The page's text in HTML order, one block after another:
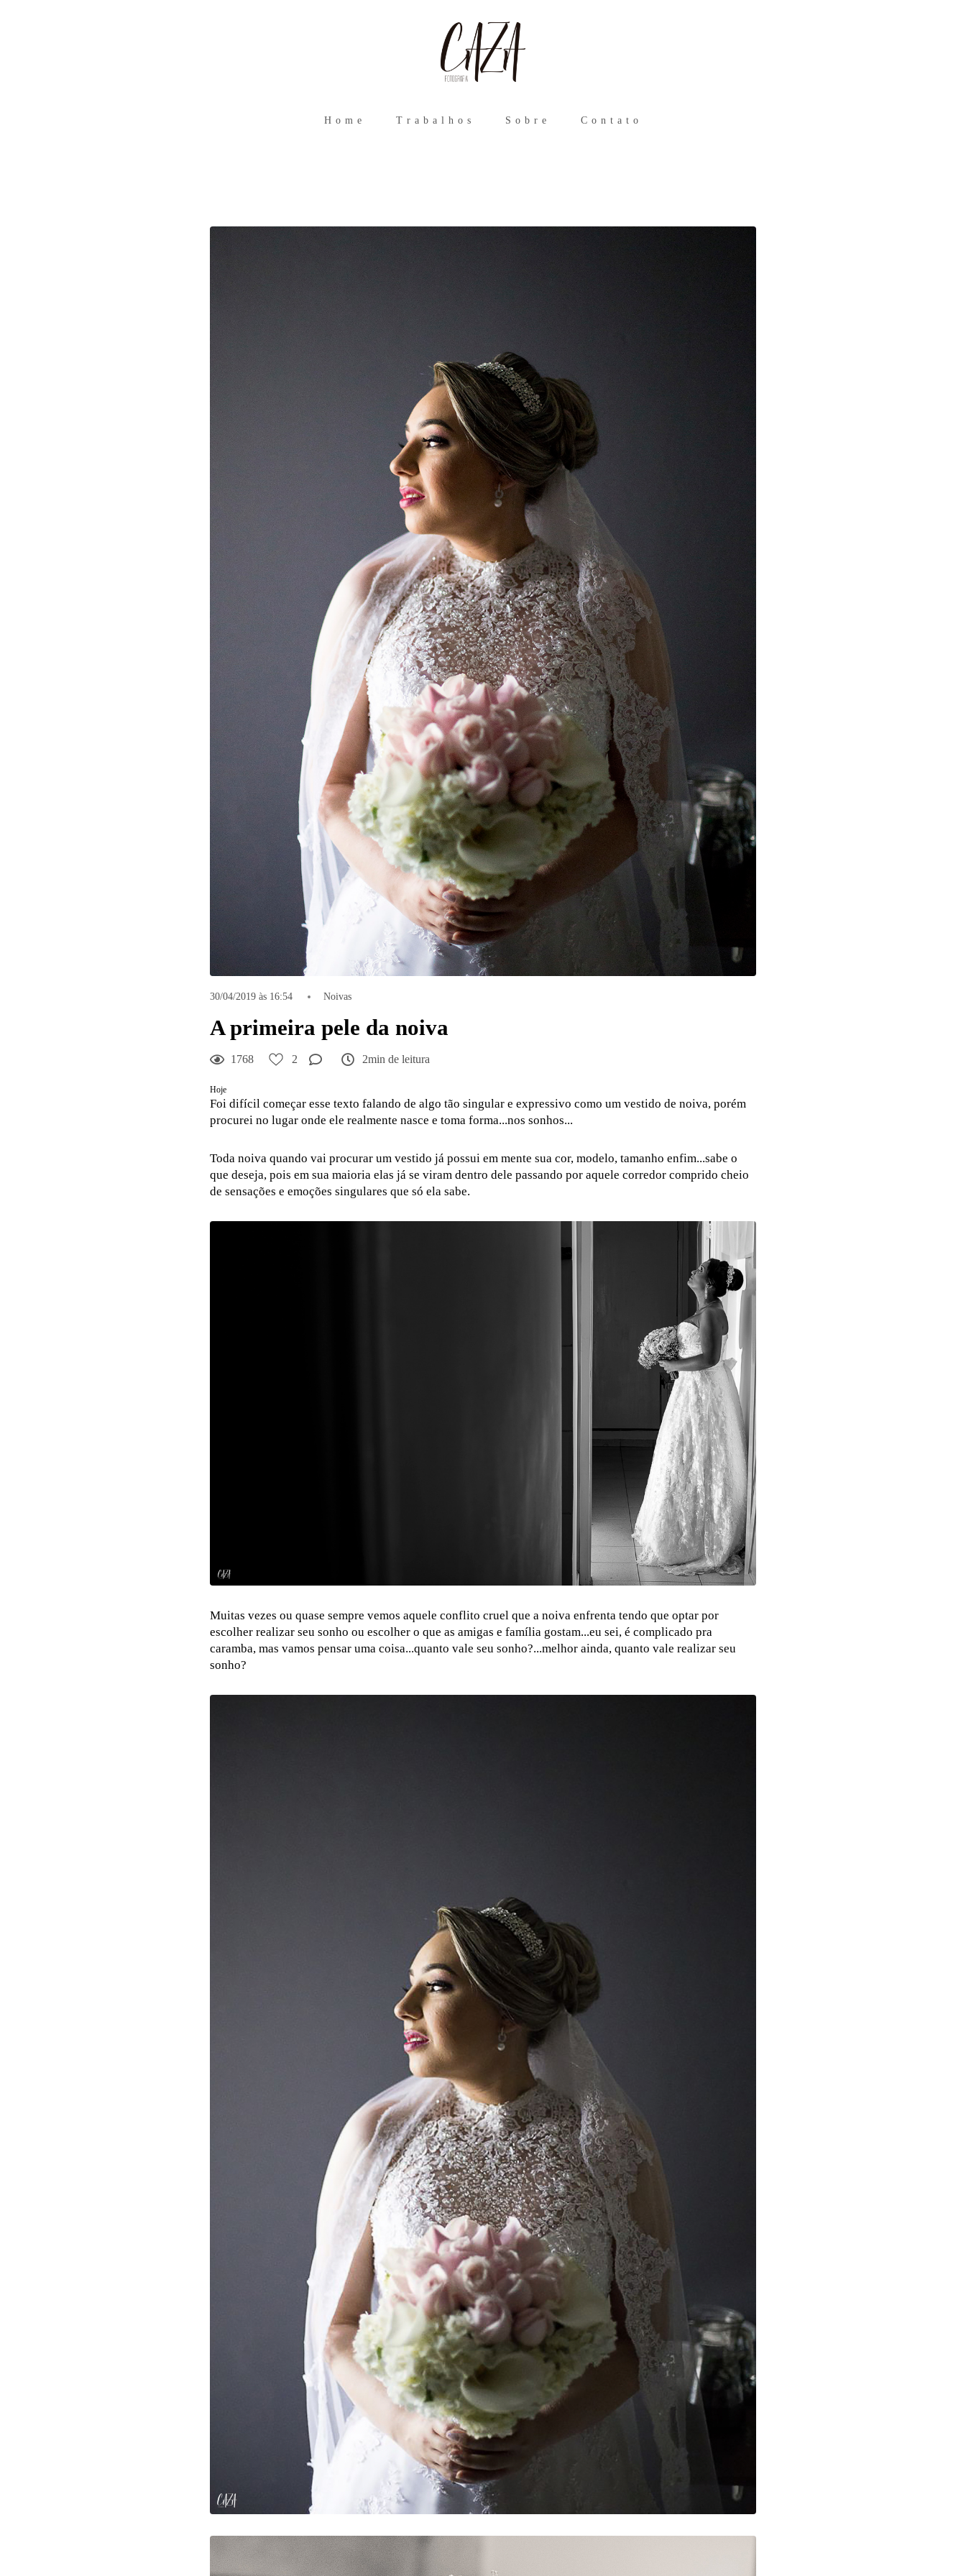
Home Trabalhos Sobre Contato
30/04/2019 às 16:54 Noivas
A primeira pele da noiva
1768 2 2min de leitura
Hoje
Foi difícil começar esse texto falando de algo tão singular e expressivo como um vestido de noiva, porém
procurei no lugar onde ele realmente nasce e toma forma...nos sonhos...
Toda noiva quando vai procurar um vestido já possui em mente sua cor, modelo, tamanho enfim...sabe o
que deseja, pois em sua maioria elas já se viram dentro dele passando por aquele corredor comprido cheio
de sensações e emoções singulares que só ela sabe.
Muitas vezes ou quase sempre vemos aquele conflito cruel que a noiva enfrenta tendo que optar por
escolher realizar seu sonho ou escolher o que as amigas e família gostam...eu sei, é complicado pra
caramba, mas vamos pensar uma coisa...quanto vale seu sonho?...melhor ainda, quanto vale realizar seu
sonho?